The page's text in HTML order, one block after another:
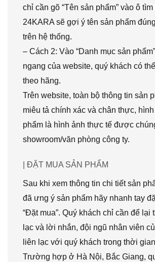
chỉ cần gõ “Tên sản phẩm” vào ô tìm
24KARA sẽ gợi ý tên sản phẩm
trên hệ thống.
– Cách 2: Vào “Danh mục sản
ngang của website, quý khách có
theo hãng.
Trên website, toàn bộ thông tin sản
miêu tả chính xác và chân thực,
phẩm là hình ảnh thực tế được
showroom/văn phòng công ty.
| ĐẶT MUA SẢN PHẨM
Sau khi xem thông tin chi tiết sản
đã ưng ý sản phẩm hãy nhanh tay
“Đặt mua”. Quý khách chỉ cần để lại
lạc và lời nhắn, đội ngũ nhân viên
liên lạc với quý khách trong thời
Trường hợp ở Hà Nội, Bắc Giang,